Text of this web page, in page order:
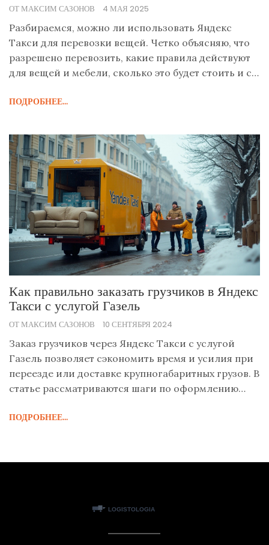
ОТ МАКСИМ САЗОНОВ 4 МАЯ 2025
Разбираемся, можно ли использовать Яндекс
Такси для перевозки вещей. Четко объясняю, что
разрешено перевозить, какие правила действуют
для вещей и мебели, сколько это будет стоить и с
клиенты. Плюсом делюсь личными наблюдениями
неприятную ситуацию и когда стоит сразу вызвать
Газель. Всё по делу, без лишней воды.
ПОДРОБНЕЕ...
Как правильно заказать грузчиков в Яндекс
Такси с услугой Газель
ОТ МАКСИМ САЗОНОВ 10 СЕНТЯБРЯ 2024
Заказ грузчиков через Яндекс Такси с услугой
Газель позволяет сэкономить время и усилия при
переезде или доставке крупногабаритных грузов. В
статье рассматриваются шаги по оформлению
советы по взаимодействию с грузчиками.
при планировании переезда. Полезные советы
ПОДРОБНЕЕ...